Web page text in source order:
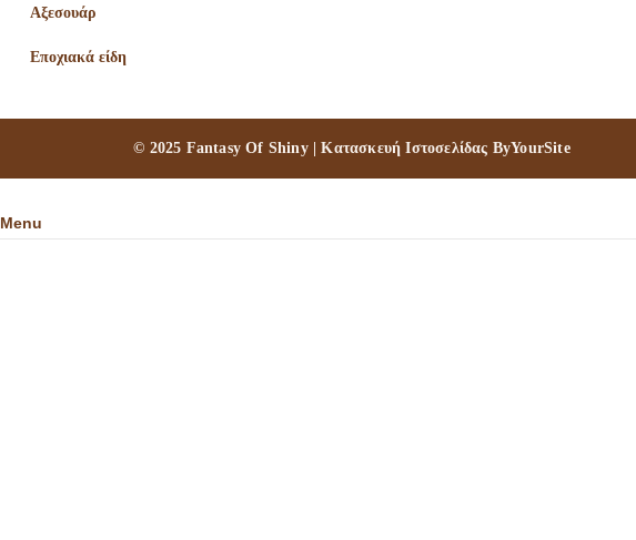
Αξεσουάρ
Εποχιακά είδη
© 2025 Fantasy Of Shiny | Κατασκευή Ιστοσελίδας ByYourSite
Menu